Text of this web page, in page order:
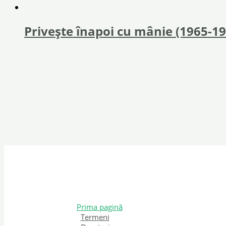
Privește înapoi cu mânie (1965-
Prima pagină
Termeni